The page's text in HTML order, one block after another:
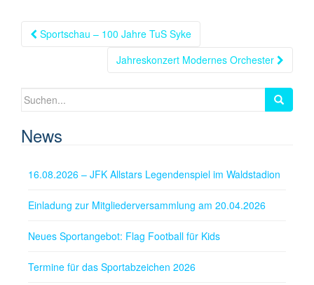
Beitragsnavigation
Sportschau – 100 Jahre TuS Syke
Jahreskonzert Modernes Orchester
Suchen
News
16.08.2026 – JFK Allstars Legendenspiel im Waldstadion
Einladung zur Mitgliederversammlung am 20.04.2026
Neues Sportangebot: Flag Football für Kids
Termine für das Sportabzeichen 2026